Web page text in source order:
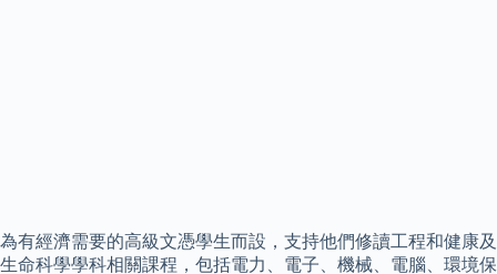
為有經濟需要的高級文憑學生而設，支持他們修讀工程和健康及
生命科學學科相關課程，包括電力、電子、機械、電腦、環境保